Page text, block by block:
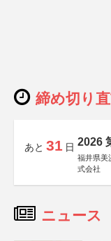
締め切り
あと 31 日 2026
福井県美
式会社
ニュース